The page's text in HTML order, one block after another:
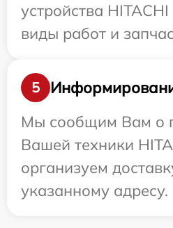
устройства
виды работ и
5
Мы сообщим Вам о
Вашей техники
организуем
указанному адресу.